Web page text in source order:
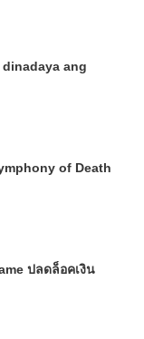
ang
of Death
ปลดล็อคเงิน